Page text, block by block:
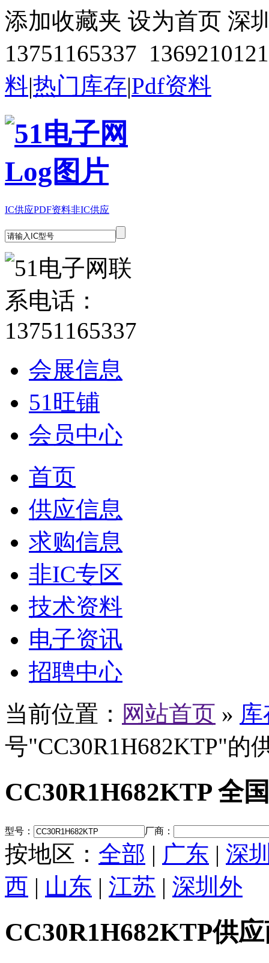
添加收藏夹 设为首页 深
13751165337
料|热门库存|Pdf资料
IC供应PDF资料非IC供应
会展信息
51旺铺
会员中心
首页
供应信息
求购信息
非IC专区
技术资料
电子资讯
招聘中心
当前位置： 网站首页 »
号"CC30R1H682KTP"的
CC30R1H682KTP 全
型号： 厂商：
按地区： 全部 | 广东 | 深
西 | 山东 | 江苏 | 深圳外
CC30R1H682KTP供